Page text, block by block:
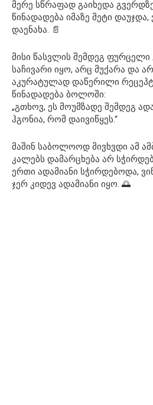
მერე სწრაფად გაიხედა
წინადადება იმაზე მეტი
დაენახა. 📄
მისი წასვლის შემდეგ ფურცელი
საჩივარი იყო, არც მუქარა და
აკურატულად დაწერილი
წინადადება ბოლოში:
„გთხოვ, ეს მოუმზადე შემდეგ
ჰგონია, რომ დაივიწყეს.“
მაშინ საბოლოოდ მივხვდი ამ
კალებს დამარცხება არ
ერთი ადამიანი სჭირდებოდა,
ჯერ კიდევ ადამიანი იყო. 🌅